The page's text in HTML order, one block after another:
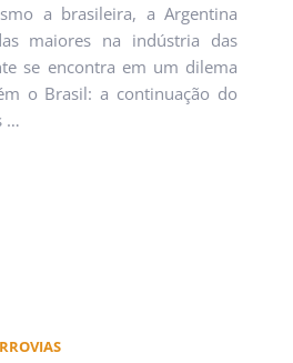
a brasileira, a Argentina
maiores na indústria das
se encontra em um dilema
o Brasil: a continuação do
…